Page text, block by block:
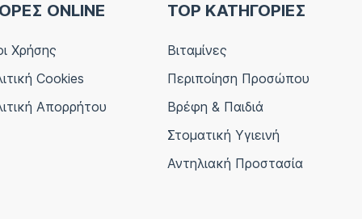
ONLINE
Χρήσης
Cookies
Απορρήτου
TOP ΚΑΤΗΓΟΡΙΕΣ
Βιταμίνες
Περιποίηση Προσώπου
Βρέφη & Παιδιά
Στοματική Υγιεινή
Αντηλιακή Προστασία